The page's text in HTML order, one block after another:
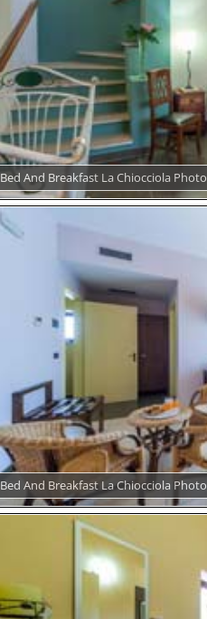
Bed And Breakfast La Chiocciola Photo
Bed And Breakfast La Chiocciola Photo